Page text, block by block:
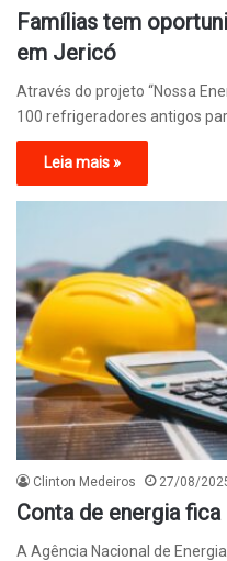
Famílias tem
em Jericó
Através do projeto “Nossa
100 refrigeradores antigos
Leia mais »
Clinton Medeiros 27/08/
Conta de energia
A Agência Nacional de